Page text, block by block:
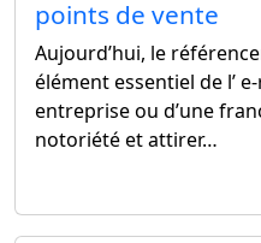
points de vente
Aujourd’hui, le
élément essentiel de l’
entreprise ou d’une
notoriété et attirer…